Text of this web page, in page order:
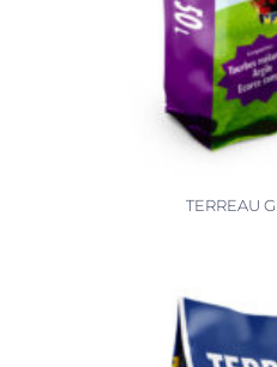
TERREAU